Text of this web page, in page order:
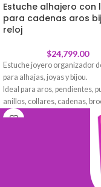
Estuche alhajero con
para cadenas aros
reloj
$24,799.00
Estuche joyero organizador
para alhajas, joyas y bijou.
Ideal para aros, pendientes,
anillos, collares, cadenas,
gemelos, y otras joyas.
Posee un diseño y aspecto
forrado en cuero Pu que se
cualquier decoración y lugar.
Cada espacio está diseñado